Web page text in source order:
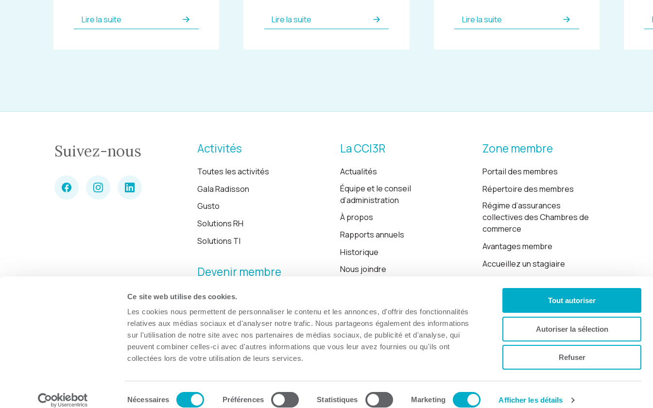
Ce site web utilise des cookies.
Les cookies nous permettent de personnaliser le contenu et les annonces, d'offrir des fonctionnalités
relatives aux médias sociaux et d'analyser notre trafic. Nous partageons également des informations
sur l'utilisation de notre site avec nos partenaires de médias sociaux, de publicité et d'analyse, qui
peuvent combiner celles-ci avec d'autres informations que vous leur avez fournies ou qu'ils ont
collectées lors de votre utilisation de leurs services.
Nécessaires Préférences Statistiques Marketing Afficher les détails
Tout autoriser
Autoriser la sélection
Refuser
Lire la suite Lire la suite Lire la suite
Suivez-nous Activités
Toutes les activités
Gala Radisson
Gusto
Solutions RH
Solutions TI
Devenir membre
La CCI3R
Actualités
Équipe et le conseil
d’administration
À propos
Rapports annuels
Historique
Nous joindre
Zone membre
Portail des membres
Répertoire des membres
Régime d’assurances
collectives des Chambres de
commerce
Avantages membre
Accueillez un stagiaire
Politique de confidentialité
© Chambre de commerce et d'industries de Trois-Rivières, 2026. Site web par 👉